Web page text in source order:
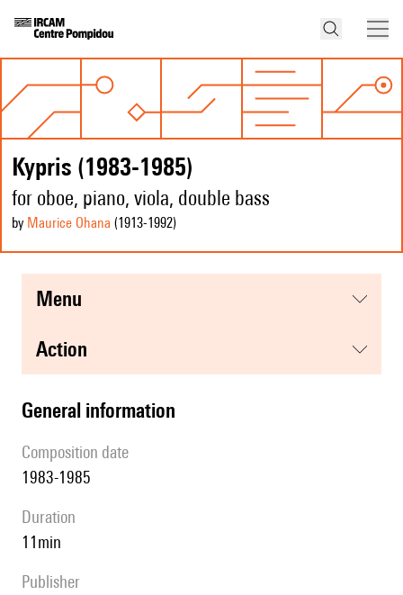
Kypris (1983-1985)
for oboe, piano, viola, double bass
by Maurice Ohana (1913-1992)
menu
action
general information
composition date
1983-1985
duration
11min
publisher